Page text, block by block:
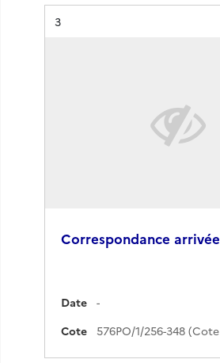
Résultat n°
3
Correspondance arrivée
Date
-
Cote